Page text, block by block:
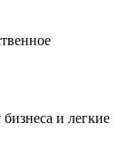
и легкие